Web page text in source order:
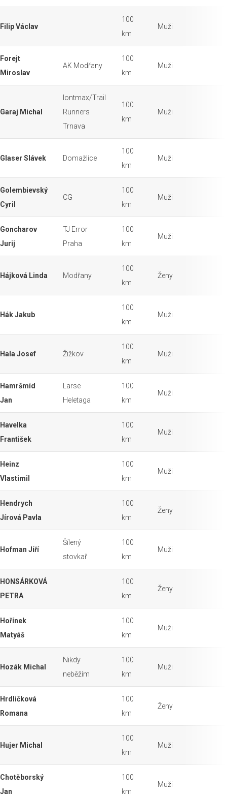
Filip Václav
100
km
Muži
Forejt
Miroslav
AK Modřany
100
km
Muži
Garaj Michal
Iontmax/Trail
Runners
Trnava
100
km
Muži
Glaser Slávek Domažlice
100
km
Muži
Golembievský
Cyril
CG
100
km
Muži
Goncharov
Jurij
TJ Error
Praha
100
km
Muži
Hájková Linda Modřany
100
km
Ženy
Hák Jakub
100
km
Muži
Hala Josef Žižkov
100
km
Muži
Hamršmíd
Jan
Larse
Heletaga
100
km
Muži
Havelka
František
100
km
Muži
Heinz
Vlastimil
100
km
Muži
Hendrych
Jírová Pavla
100
km
Ženy
Hofman Jiří
Šílený
stovkař
100
km
Muži
HONSÁRKOVÁ
PETRA
100
km
Ženy
Hořínek
Matyáš
100
km
Muži
Hozák Michal
Nikdy
neběžím
100
km
Muži
Hrdličková
Romana
100
km
Ženy
Hujer Michal
100
km
Muži
Chotěborský
Jan
100
km
Muži